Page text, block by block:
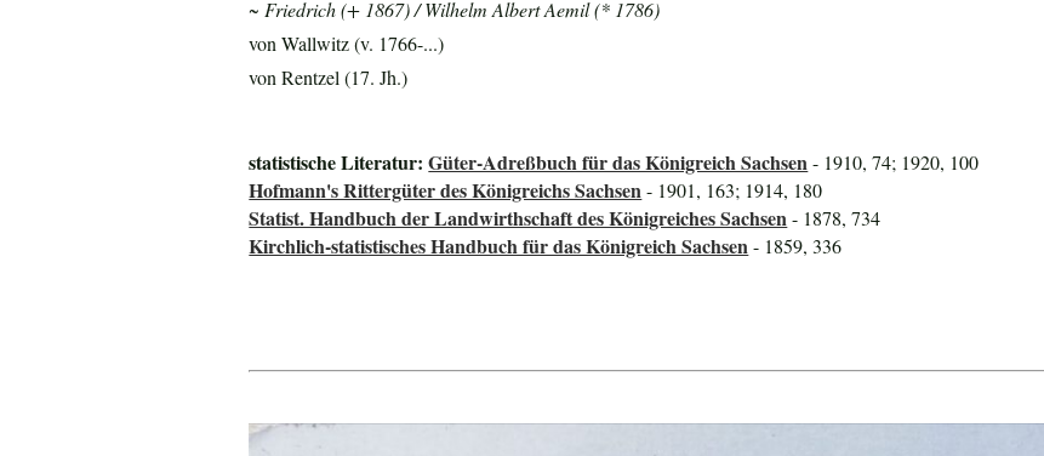
~ Friedrich (+ 1867) / Wilhelm Albert Aemil (* 1786)
von Wallwitz (v. 1766-...)
von Rentzel (17. Jh.)
statistische Literatur:Güter-Adreßbuch für das Königreich Sachsen- 1910, 74; 1920, 100
Hofmann's Rittergüter des Königreichs Sachsen- 1901, 163; 1914, 180
Statist. Handbuch der Landwirthschaft des Königreiches Sachsen- 1878, 734
Kirchlich-statistisches Handbuch für das Königreich Sachsen- 1859, 336